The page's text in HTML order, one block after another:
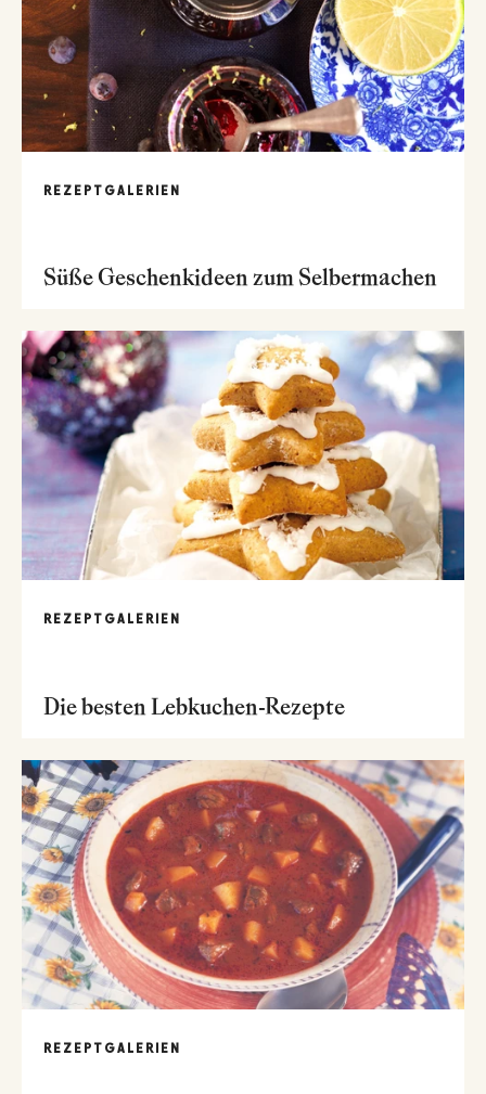
REZEPTGALERIEN
Süße Geschenkideen zum Selbermachen
REZEPTGALERIEN
Die besten Lebkuchen-Rezepte
REZEPTGALERIEN